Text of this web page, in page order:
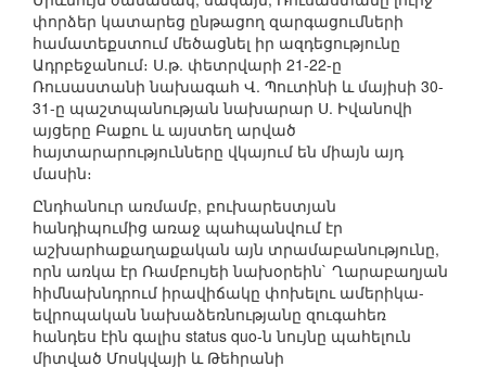
փորձեր կատարեց ընթացող զարգացումների
համատեքստում մեծացնել իր ազդեցությունը
Ադրբեջանում։ Ս.թ. փետրվարի 21-22-ը
Ռուսաստանի նախագահ Վ. Պուտինի և մայիսի 30-
31-ը պաշտպանության նախարար Ս. Իվանովի
այցերը Բաքու և այստեղ արված
հայտարարությունները վկայում են միայն այդ
մասին։
Ընդհանուր առմամբ, բուխարեստյան
հանդիպումից առաջ պահպանվում էր
աշխարհաքաղաքական այն տրամաբանությունը,
որն առկա էր Ռամբույեի նախօրեին` Ղարաբաղյան
հիմնախնդրում իրավիճակը փոխելու ամերիկա-
եվրոպական նախաձեռնությանը զուգահեռ
հանդես էին գալիս status quo-ն նույնը պահելուն
միտված Մոսկվայի և Թեհրանի